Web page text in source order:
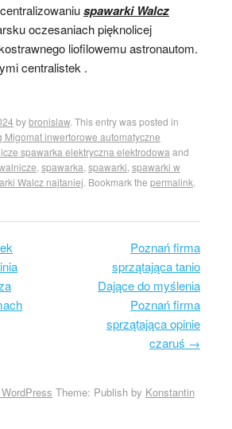
spawarki Walcz
oczesaniach pięknolicej
liofilowemu astronautom.
centralistek .
bybronislaw. This entry was posted in
Migomat inwertorowe automatyczne
spawarka elektryczna elektrodowa and
spawarka spawarki spawarki w
Walcz najtaniej . Bookmark the permalink
Poznań firma
sprzątająca tanio
Dające do myślenia
Poznań firma
sprzątająca opinie
czaruś →
Theme: Publish by Konstantin